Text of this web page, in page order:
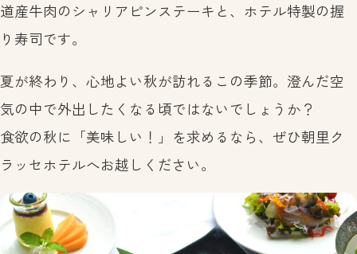
道産牛肉のシャリアピンステーキと、ホテル特製の握
り寿司です。
夏が終わり、心地よい秋が訪れるこの季節。澄んだ空
気の中で外出したくなる頃ではないでしょうか？
食欲の秋に「美味しい！」を求めるなら、ぜひ朝里ク
ラッセホテルへお越しください。